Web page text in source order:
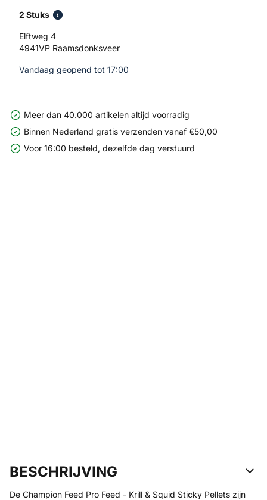
2 Stuks
Elftweg 4
4941VP Raamsdonksveer
Vandaag geopend tot 17:00
Meer dan 40.000 artikelen altijd voorradig
Binnen Nederland gratis verzenden vanaf €50,00
Voor 16:00 besteld, dezelfde dag verstuurd
BESCHRIJVING
De Champion Feed Pro Feed - Krill & Squid Sticky Pellets zijn